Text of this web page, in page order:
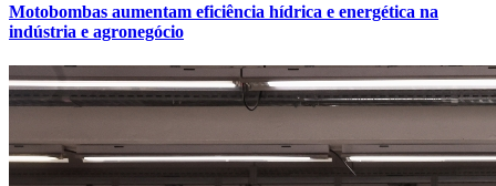
Motobombas aumentam eficiência hídrica e energética na
indústria e agronegócio